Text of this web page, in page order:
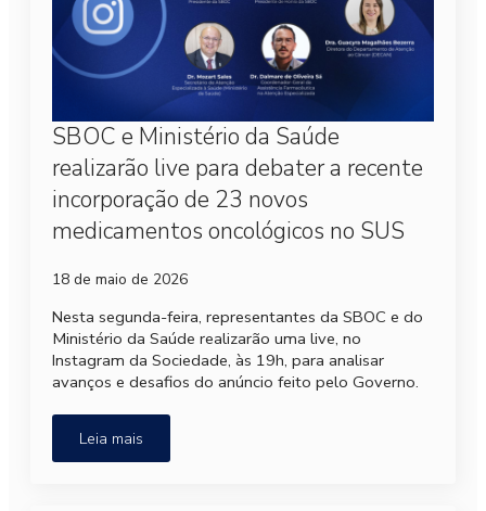
SBOC e Ministério da Saúde
realizarão live para debater a recente
incorporação de 23 novos
medicamentos oncológicos no SUS
18 de maio de 2026
Nesta segunda-feira, representantes da SBOC e do
Ministério da Saúde realizarão uma live, no
Instagram da Sociedade, às 19h, para analisar
avanços e desafios do anúncio feito pelo Governo.
Leia mais